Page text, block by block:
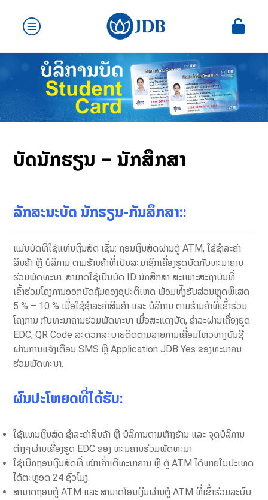
ບັດນັກຮຽນ – ນັກສຶກສາ
ລັກສະນະບັດ ນັກຮຽນ-ກັນສຶກສາ::
ແມ່ນບັດທີ່ໃຊ້ແທ່ນເງິນສົດ ເຊັ່ນ: ຖອນເງິນສົດຜ່ານຕູ້ ATM, ໃຊ້ຊຳລະຄ່າ
ສິນຄ້າ ຫຼື ບໍລິການ ຕາມຮ້ານຄ້າທີ່ເປັນສະມາຊິກເຄື່ອງຮູດບັດກັບທະນາຄານ
ຮ່ວມພັດທະນາ. ສາມາດໃຊ້ເປັນບັດ ID ນັກສຶກສາ ສະເພາະສະຖາບັນທີ່
ເຂົ້າຮ່ວມໂຄງການອອກບັດຄຸ້ມຄອງອຸປະຕິເຫດ ພ້ອມທ່ັງຮັບສ່ວນຫຼຸດພິເສດ
5 % – 10 % ເມື່ອໃຊ້ຊໍາລະຄ່າສິນຄ້າ ແລະ ບໍລິການ ຕາມຮ້ານຄ້າທີ່ເຂົ້າຮ່ວມ
ໂຄງການ ກັບທະນາຄານຮ່ວມພັດທະນາ ເມື່ອສະແດງບັດ, ຊໍາລະຜ່ານເຄື່ອງຮູດ
EDC, QR Code ສະດວກສະບາຍຕິດຕາມລາຍການເຄື່ອນໄຫວທາງບັນຊີ
ຜ່ານການແຈ້ງເຕືອນ SMS ຫຼື Application JDB Yes ຂອງທະນາຄນ
ຮ່ວມພັດທະນາ.
ຜົນປະໂຫຍດທີ່ໄດ້ຮັບ:
ໃຊ້ແທນເງິນສົດ ຊຳລະຄ່າສິນຄ້າ ຫຼື ບໍລິການຕາມຫ້າງຮ້ານ ແລະ ຈຸດ​ບໍລິການ
ຕ່າງໆຜ່ານ​ເຄື່ອງຮູດ EDC ຂອງ ທະນຄານຮ່ວມພັດທະນາ
ໃຊ້ເບີກຖອນເງິນສົດທີ່ ໜ້າເຄົ້າເຕີທະນາຄານ ຫຼື ຕູ້ ATM ໄດ້ພາຍໃນປະເທດ
ໄດ້ຕະຫຼອດ 24 ຊົ່ວໂມງ.
ສາມາດຖອນຕູ້ ATM ແລະ ສາມາດໂອນເງິນຜ່ານຕູ້ ATM ທີ່ເຂົ້າຮ່ວມລະບົບ